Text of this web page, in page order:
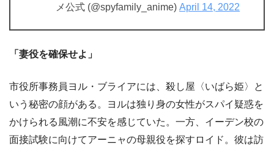
メ公式 (@spyfamily_anime) April 14, 2022
「妻役を確保せよ」
市役所事務員ヨル・ブライアには、殺し屋〈いばら姫〉と
いう秘密の顔がある。ヨルは独り身の女性がスパイ疑惑を
かけられる風潮に不安を感じていた。一方、イーデン校の
面接試験に向けてアーニャの母親役を探すロイド。彼は訪